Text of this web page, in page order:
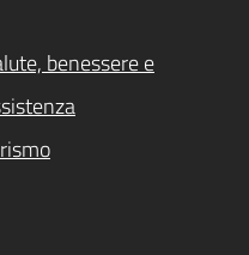
benessere e